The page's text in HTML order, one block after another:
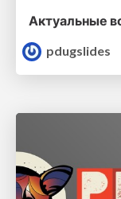
pdugslides